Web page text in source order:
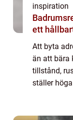
inspiration
ett
Att byta
än att bära
tillstånd,
ställer